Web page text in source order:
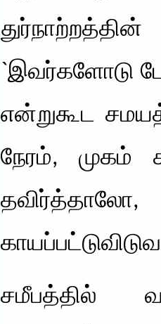
`இவர்களோடு
என்றுகூட
நேரம், முகம்
சமீபத்தில்